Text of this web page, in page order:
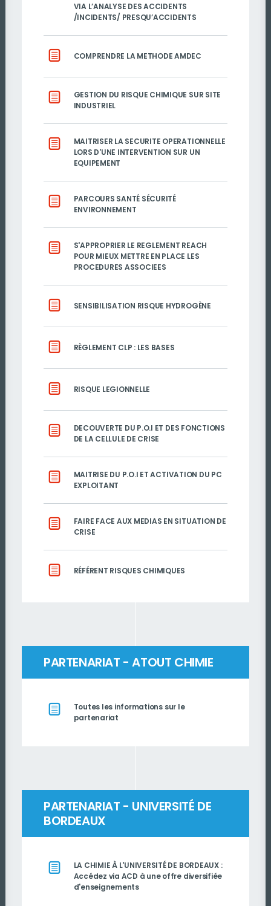
VIA L’ANALYSE DES ACCIDENTS
/INCIDENTS/ PRESQU’ACCIDENTS
COMPRENDRE LA METHODE AMDEC
GESTION DU RISQUE CHIMIQUE SUR SITE
INDUSTRIEL
MAITRISER LA SECURITE OPERATIONNELLE
LORS D'UNE INTERVENTION SUR UN
EQUIPEMENT
PARCOURS SANTÉ SÉCURITÉ
ENVIRONNEMENT
S'APPROPRIER LE REGLEMENT REACH
POUR MIEUX METTRE EN PLACE LES
PROCEDURES ASSOCIEES
SENSIBILISATION RISQUE HYDROGÈNE
RÈGLEMENT CLP : LES BASES
RISQUE LEGIONNELLE
DECOUVERTE DU P.O.I ET DES FONCTIONS
DE LA CELLULE DE CRISE
MAITRISE DU P.O.I ET ACTIVATION DU PC
EXPLOITANT
FAIRE FACE AUX MEDIAS EN SITUATION DE
CRISE
RÉFÉRENT RISQUES CHIMIQUES
PARTENARIAT - ATOUT CHIMIE
Toutes les informations sur le
partenariat
PARTENARIAT - UNIVERSITÉ DE
BORDEAUX
LA CHIMIE À L'UNIVERSITÉ DE BORDEAUX :
Accédez via ACD à une offre diversifiée
d'enseignements